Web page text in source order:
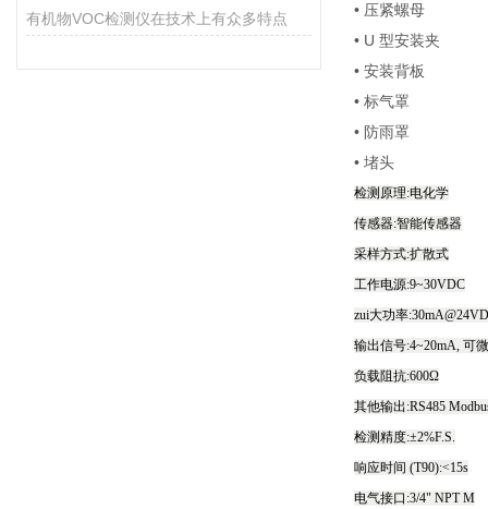
有机物VOC检测仪在技术上有众多特点
• 压紧螺母
• U 型安装夹
• 安装背板
• 标气罩
• 防雨罩
• 堵头
检测原理:电化学
传感器:智能传感器
采样方式:扩散式
工作电源:9~30VDC
zui大功率
输出信号:4~20mA, 可
负载阻抗:600Ω
其他输出:RS485
检测精度:±2%F.S.
响应时间 (T90):<15s
电气接口:3/4" NPT M